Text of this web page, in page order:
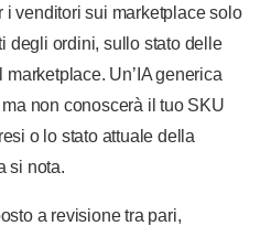
i venditori sui marketplace solo
degli ordini, sullo stato delle
Un’IA generica
non conoscerà il tuo SKU
o lo stato attuale della
si nota.
a revisione tra pari,